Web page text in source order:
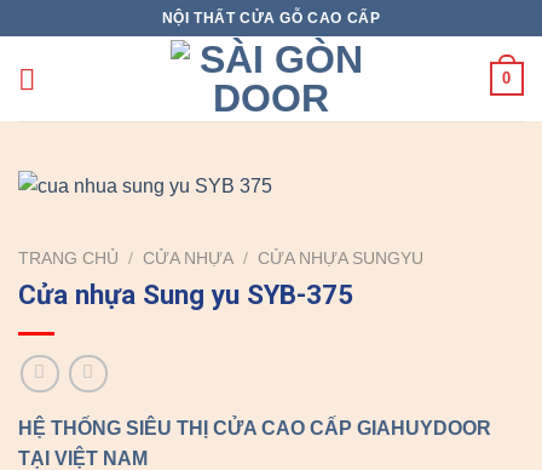
content
NỘI THẤT CỬA GỖ CAO CẤP
0
TRANG CHỦ / CỬA NHỰA / CỬA NHỰA SUNGYU
Cửa nhựa Sung yu SYB-375
HỆ THỐNG SIÊU THỊ CỬA CAO CẤP GIAHUYDOOR
TẠI VIỆT NAM
X